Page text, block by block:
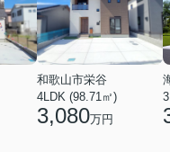
和歌山市栄谷
4LDK (98.71㎡)
3,080万円